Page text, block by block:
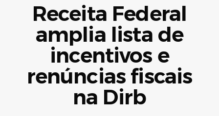
Receita Federal
amplia lista de
incentivos e
renúncias fiscais
na Dirb